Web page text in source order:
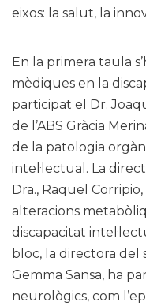
eixos: la salut, la
En la primera taula
mèdiques en la
participat el Dr.
de l’ABS Gràcia
de la patologia
intel·lectual. La
Dra., Raquel
alteracions
discapacitat
bloc, la directora del
Gemma Sansa, ha
neurològics, com